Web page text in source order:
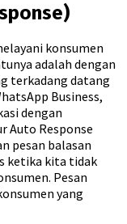
konsumen
adalah dengan
terkadang datang
Business,
dengan
Auto Response
pesan balasan
ketika kita tidak
Pesan
yang